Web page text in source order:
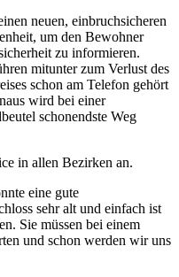
neuen, einbruchsicheren
um den Bewohner
zu informieren.
mitunter zum Verlust des
schon am Telefon gehört
wird bei einer
schonendste Weg
in allen Bezirken an.
eine gute
sehr alt und einfach ist
Sie müssen bei einem
und schon werden wir uns